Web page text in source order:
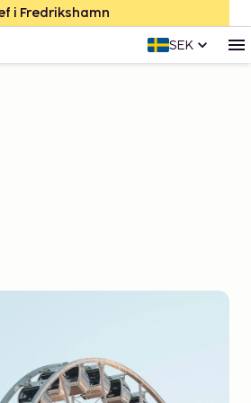
i Fredrikshamn
SEK